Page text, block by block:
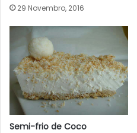
29 Novembro, 2016
Semi-frio de Coco